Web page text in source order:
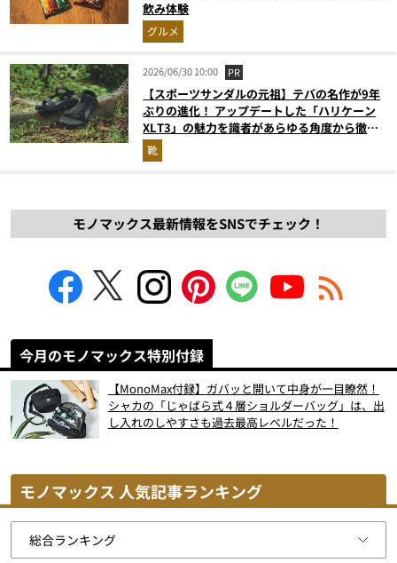
飲み体験
グルメ
2026/06/30 10:00 PR
【スポーツサンダルの元祖】テバの名作が9年
ぶりの進化！ アップデートした「ハリケーン
XLT3」の魅力を識者があらゆる角度から徹底
解説！
靴
モノマックス最新情報をSNSでチェック！
今月のモノマックス特別付録
【MonoMax付録】ガバッと開いて中身が一目瞭然！
シャカの「じゃばら式４層ショルダーバッグ」は、出
し入れのしやすさも過去最高レベルだった！
モノマックス 人気記事ランキング